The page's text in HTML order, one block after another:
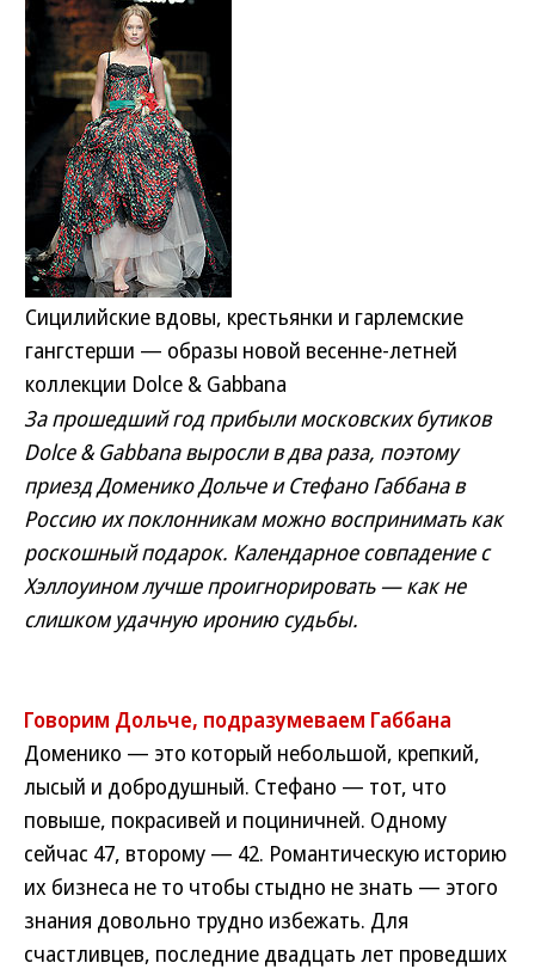
Сицилийские вдовы, крестьянки и гарлемские
гангстерши — образы новой весенне-летней
коллекции Dolce & Gabbana
За прошедший год прибыли московских бутиков
Dolce & Gabbana выросли в два раза, поэтому
приезд Доменико Дольче и Стефано Габбана в
Россию их поклонникам можно воспринимать как
роскошный подарок. Календарное совпадение с
Хэллоуином лучше проигнорировать — как не
слишком удачную иронию судьбы.
Говорим Дольче, подразумеваем Габбана
Доменико — это который небольшой, крепкий,
лысый и добродушный. Стефано — тот, что
повыше, покрасивей и поциничней. Одному
сейчас 47, второму — 42. Романтическую историю
их бизнеса не то чтобы стыдно не знать — этого
знания довольно трудно избежать. Для
счастливцев, последние двадцать лет проведших